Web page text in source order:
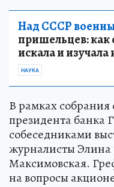
Над СССР
пришельцев: как
искала и
НАУКА
В рамках собрания
президента банка
собеседниками
журналисты
Максимовская.
на вопросы